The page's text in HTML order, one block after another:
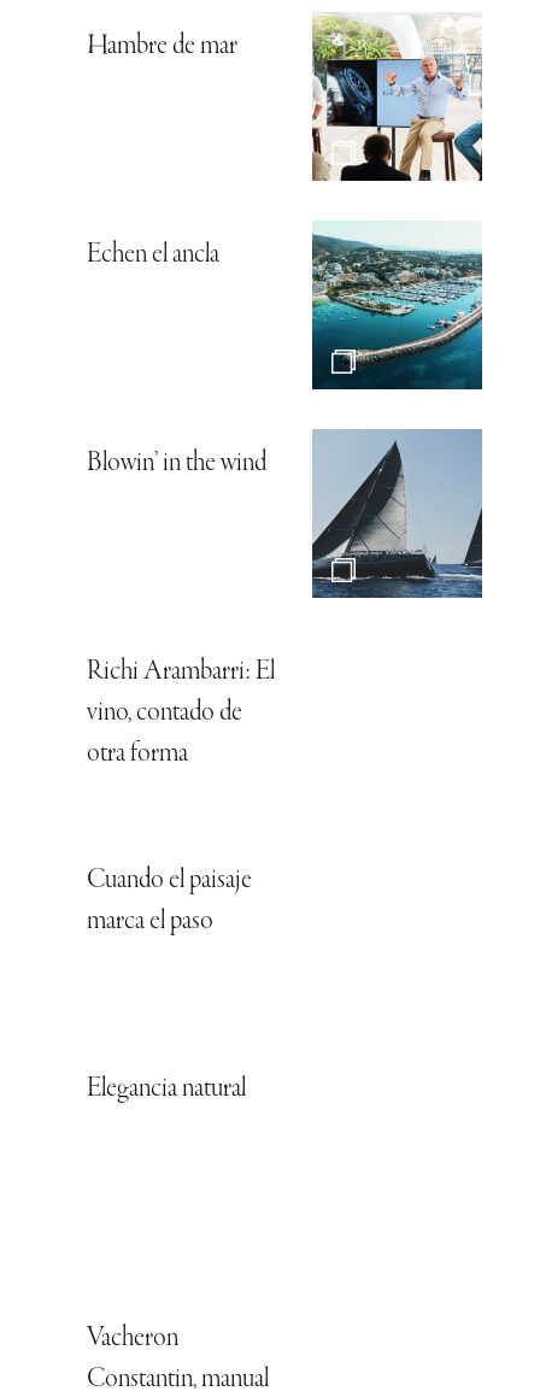
Hambre de mar
Echen el ancla
Blowin’ in the wind
Richi Arambarri: El
vino, contado de
otra forma
Cuando el paisaje
marca el paso
Elegancia natural
Vacheron
Constantin, manual